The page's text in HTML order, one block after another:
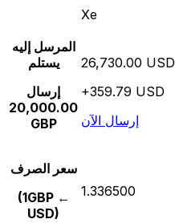
Xe
المرسل إليه
يستلم
إرسال
20,000.00
GBP
26,730.00 USD
+359.79 USD
إرسال الآن
سعر الصرف
(1GBP ←
USD)
1.336500